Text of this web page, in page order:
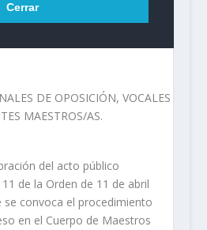
Cerrar
DE OPOSICIÓN,
Y SUPLENTES
del acto público
de la Orden de 11 de abril
se convoca el procedimiento
en el Cuerpo de Maestros